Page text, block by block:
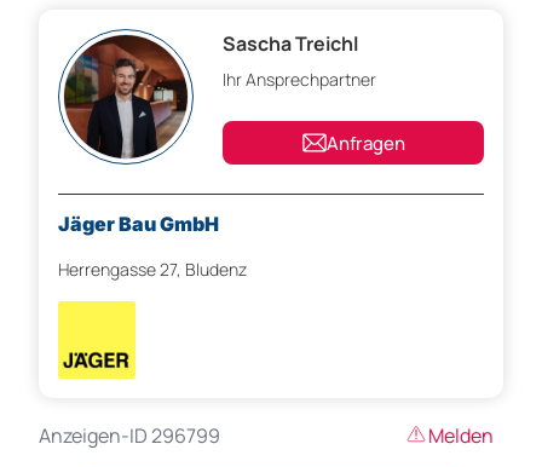
Sascha Treichl
Ihr Ansprechpartner
Anfragen
Jäger Bau GmbH
Herrengasse 27, Bludenz
Anzeigen-ID 296799 Melden